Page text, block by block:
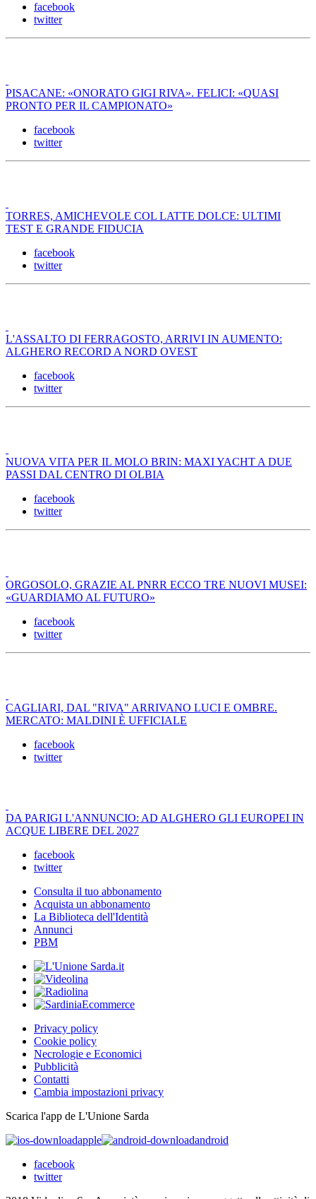
facebook
twitter
PISACANE: «ONORATO GIGI RIVA». FELICI: «QUASI
PRONTO PER IL CAMPIONATO»
facebook
twitter
TORRES, AMICHEVOLE COL LATTE DOLCE: ULTIMI
TEST E GRANDE FIDUCIA
facebook
twitter
L'ASSALTO DI FERRAGOSTO, ARRIVI IN AUMENTO:
ALGHERO RECORD A NORD OVEST
facebook
twitter
NUOVA VITA PER IL MOLO BRIN: MAXI YACHT A DUE
PASSI DAL CENTRO DI OLBIA
facebook
twitter
ORGOSOLO, GRAZIE AL PNRR ECCO TRE NUOVI MUSEI:
«GUARDIAMO AL FUTURO»
facebook
twitter
CAGLIARI, DAL "RIVA" ARRIVANO LUCI E OMBRE.
MERCATO: MALDINI È UFFICIALE
facebook
twitter
DA PARIGI L'ANNUNCIO: AD ALGHERO GLI EUROPEI IN
ACQUE LIBERE DEL 2027
facebook
twitter
Consulta il tuo abbonamento
Acquista un abbonamento
La Biblioteca dell'Identità
Annunci
PBM
Privacy policy
Cookie policy
Necrologie e Economici
Pubblicità
Contatti
Cambia impostazioni privacy
Scarica l'app de L'Unione Sarda
apple
android
facebook
twitter